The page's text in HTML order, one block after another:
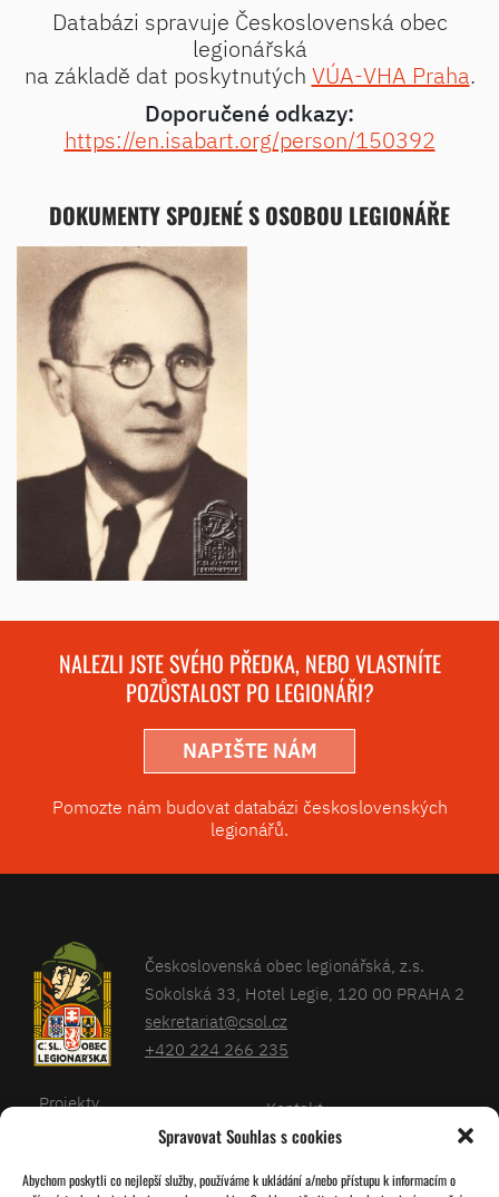
Spravovat Souhlas s cookies
Abychom poskytli co nejlepší služby, používáme k ukládání a/nebo přístupu k informacím o
Databázi spravuje Československá obec
legionářská
na základě dat poskytnutých VÚA-VHA Praha.
Doporučené odkazy:
https://en.isabart.org/person/150392
DOKUMENTY SPOJENÉ S OSOBOU LEGIONÁŘE
NALEZLI JSTE SVÉHO PŘEDKA, NEBO VLASTNÍTE
POZŮSTALOST PO LEGIONÁŘI?
NAPIŠTE NÁM
Pomozte nám budovat databázi československých
legionářů.
Československá obec legionářská, z.s.
Sokolská 33, Hotel Legie, 120 00 PRAHA 2
sekretariat@csol.cz
+420 224 266 235
Projekty
Kalendář
Kontakt
Databáze legionářů
Pro členy